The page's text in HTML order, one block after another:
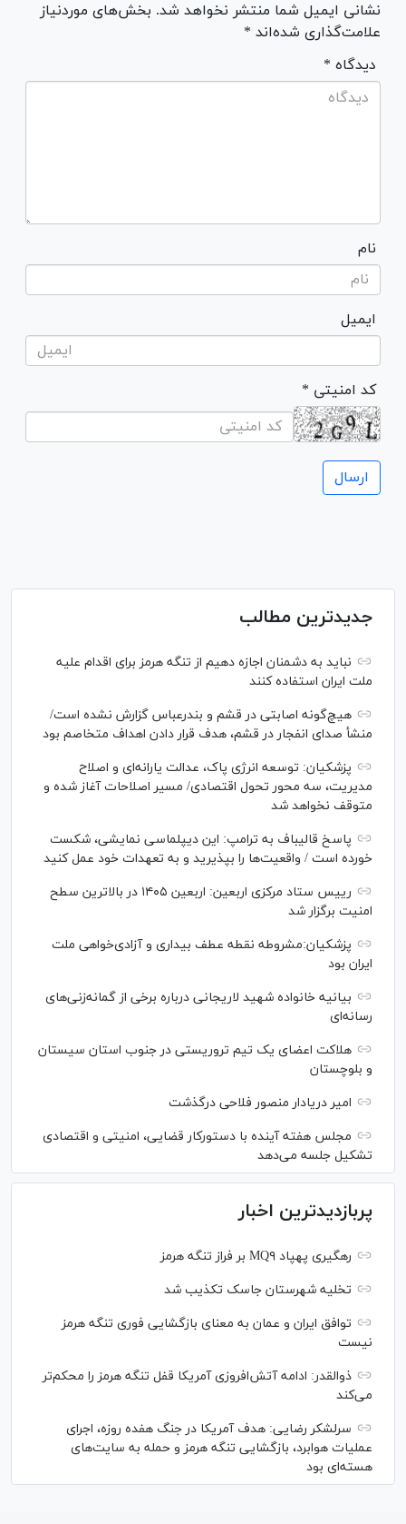
نشانی ایمیل شما منتشر نخواهد شد. بخش‌های موردنیاز
علامت‌گذاری شده‌اند *
* دیدگاه
نام
ایمیل
* کد امنیتی
جدیدترین مطالب
نباید به دشمنان اجازه دهیم از تنگه هرمز برای اقدام علیه
ملت ایران استفاده کنند
هیچ‌گونه اصابتی در قشم و بندرعباس گزارش نشده است/
منشأ صدای انفجار در قشم، هدف قرار دادن اهداف متخاصم بود
پزشکیان: توسعه انرژی پاک، عدالت یارانه‌ای و اصلاح
مدیریت، سه محور تحول اقتصادی/ مسیر اصلاحات آغاز شده و
متوقف نخواهد شد
پاسخ قالیباف به ترامپ: این دیپلماسی نمایشی، شکست
خورده است / واقعیت‌ها را بپذیرید و به تعهدات خود عمل کنید
رییس ستاد مرکزی اربعین: اربعین ۱۴۰۵ در بالاترین سطح
امنیت برگزار شد
پزشکیان:مشروطه نقطه عطف بیداری و آزادی‌خواهی ملت
ایران بود
بیانیه خانواده شهید لاریجانی درباره برخی از گمانه‌زنی‌های
رسانه‌ای
هلاکت اعضای یک تیم تروریستی در جنوب استان سیستان
و بلوچستان
امیر دریادار منصور فلاحی درگذشت
مجلس هفته آینده با دستورکار قضایی، امنیتی و اقتصادی
تشکیل جلسه می‌دهد
پربازدیدترین اخبار
رهگیری پهپاد MQ۹ بر فراز تنگه هرمز
تخلیه شهرستان جاسک تکذیب شد
توافق ایران و عمان به معنای بازگشایی فوری تنگه هرمز
نیست
ذوالقدر: ادامه آتش‌افروزی آمریکا قفل تنگه هرمز را محکم‌تر
می‌کند
سرلشکر رضایی: هدف آمریکا در جنگ هفده روزه، اجرای
عملیات هوابرد، بازگشایی تنگه هرمز و حمله به سایت‌های
هسته‌ای بود